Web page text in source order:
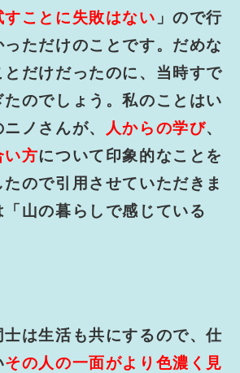
すことに失敗はない 」ので行
っただけのことです。だめな
とだけだったのに、当時すで
のでしょう。私のことはい
ノさんが、
人からの学び、
い方について印象的なことを
ので引用させていただきま
山の暮らしで感じている
士は生活も共にするので、仕
その人の一面がより色濃く見